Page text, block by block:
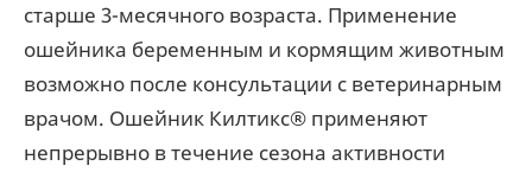
старше 3-месячного возраста. Применение
ошейника беременным и кормящим животным
возможно после консультации с ветеринарным
врачом. Ошейник Килтикс® применяют
непрерывно в течение сезона активности